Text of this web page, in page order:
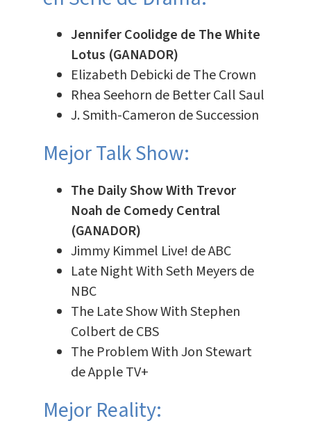
Jennifer Coolidge de The White
Lotus (GANADOR)
Elizabeth Debicki de The Crown
Rhea Seehorn de Better Call Saul
J. Smith-Cameron de Succession
Mejor Talk Show:
The Daily Show With Trevor
Noah de Comedy Central
(GANADOR)
Jimmy Kimmel Live! de ABC
Late Night With Seth Meyers de
NBC
The Late Show With Stephen
Colbert de CBS
The Problem With Jon Stewart
de Apple TV+
Mejor Reality: